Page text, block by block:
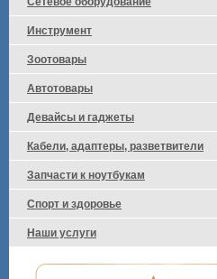
Инструмент
Зоотовары
Автотовары
Девайсы и гаджеты
Кабели, адаптеры, разветвители
Запчасти к ноутбукам
Спорт и здоровье
Наши услуги